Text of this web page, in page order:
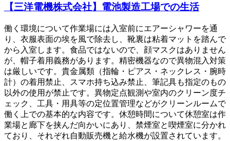
【三洋電機株式会社】電池製造工場での生活
働く環境について作業場には入室前にエアーシャワーを通
り、衣服表面の埃を風で除去し、靴裏は粘着マットを踏んで
から入室します。食品ではないので、顔マスクはありません
が、帽子着用義務があります。精密機器なので異物混入対策
は厳しいです。貴金属類（指輪・ピアス・ネックレス・腕時
計）の着用禁止、スマホ持ち込み禁止、筆記具も指定のもの
以外の使用が禁止です。異物定点観測や室内のクリーン度チ
ェック、工具・用具等の定位置管理などがクリーンルームで
働く上での基本的な内容です。休憩時間について休憩室は作
業場と廊下を挟んだ向かいにあり、禁煙室と喫煙室に分かれ
ており、それぞれ自動販売機と給水機が設置されています。